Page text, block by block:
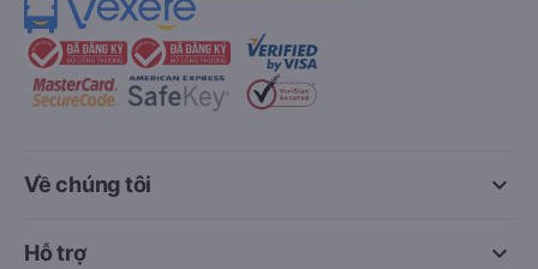
keyboard_arrow_down
Về chúng tôi
keyboard_arrow_down
Hỗ trợ